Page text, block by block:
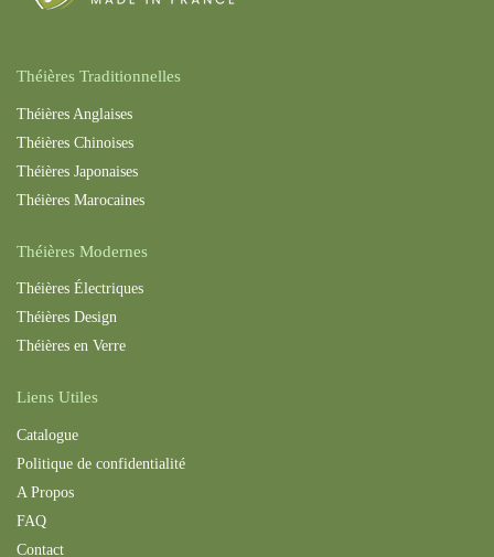
Théières Traditionnelles
Théières Anglaises
Théières Chinoises
Théières Japonaises
Théières Marocaines
Théières Modernes
Théières Électriques
Théières Design
Théières en Verre
Liens Utiles
Catalogue
Politique de confidentialité
A Propos
FAQ
Contact